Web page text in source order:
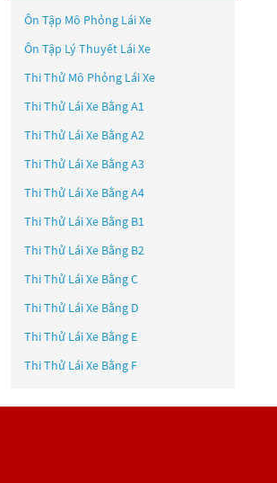
Ôn Tập Mô Phỏng Lái Xe
Ôn Tập Lý Thuyết Lái Xe
Thi Thử Mô Phỏng Lái Xe
Thi Thử Lái Xe Bằng A1
Thi Thử Lái Xe Bằng A2
Thi Thử Lái Xe Bằng A3
Thi Thử Lái Xe Bằng A4
Thi Thử Lái Xe Bằng B1
Thi Thử Lái Xe Bằng B2
Thi Thử Lái Xe Bằng C
Thi Thử Lái Xe Bằng D
Thi Thử Lái Xe Bằng E
Thi Thử Lái Xe Bằng F